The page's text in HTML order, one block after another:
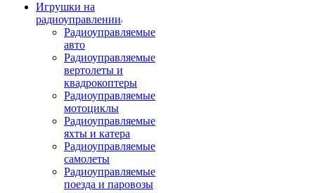
Игрушки на
радиоуправлении
Радиоуправляемые
авто
Радиоуправляемые
вертолеты и
квадрокоптеры
Радиоуправляемые
мотоциклы
Радиоуправляемые
яхты и катера
Радиоуправляемые
самолеты
Радиоуправляемые
поезда и паровозы